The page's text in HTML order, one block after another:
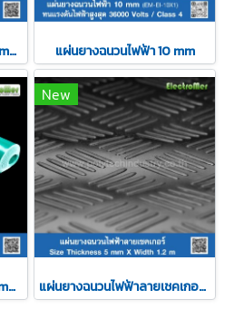
แผ่นยางฉนวนไฟฟ้าสีเขียว 2 mm x 1.2 M แผ่นยางฉนวนไฟฟ้า 10 mm
แผ่นยางฉนวนไฟฟ้าสีเขียว 3 mm x 1.2 M
New
แผ่นยางฉนวนไฟฟ้าลายเชคเกอร์ 5mm